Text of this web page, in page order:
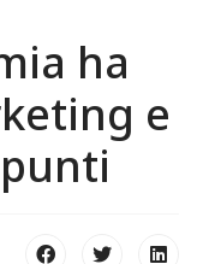
ha
e
punti